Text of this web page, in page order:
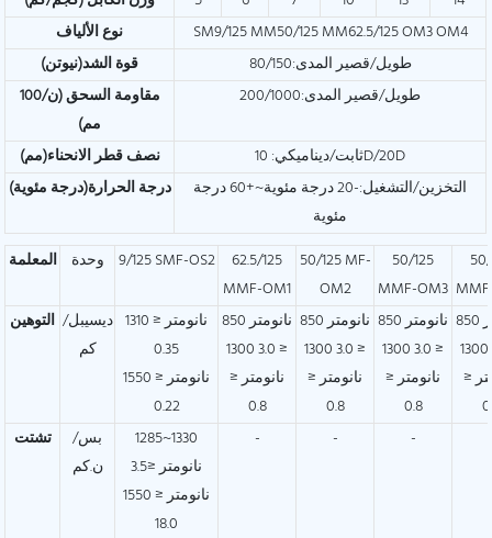
نوع الألياف
SM9/125 MM50/125 MM62.5/125 OM3 OM4
قوة الشد(نيوتن)
طويل/قصير المدى:80/150
مقاومة السحق (ن/100
مم)
طويل/قصير المدى:200/1000
نصف قطر الانحناء(مم)
ثابت/ديناميكي: 10D/20D
درجة الحرارة(درجة مئوية)
التخزين/التشغيل:-20 درجة مئوية~+60 درجة
مئوية
المعلمة
وحدة 9/125 SMF-OS2
62.5/125
MMF-OM1
50/125 MF-
OM2
50/125
MMF-OM3
التوهين ديسيبل/
كم
1310 نانومتر ≤
0.35
1550 نانومتر ≤
0.22
850 نانومتر
≤ 3.0 1300
نانومتر ≤
0.8
850 نانومتر
≤ 3.0 1300
نانومتر ≤
0.8
850 نانومتر
≤ 3.0 1300
نانومتر ≤
0.8
850 نانومتر
≤ 3.0 1300
≤
تشتت
بس/
ن.كم
1285~1330
نانومتر ≤3.5
1550 نانومتر ≤
18.0
- - -